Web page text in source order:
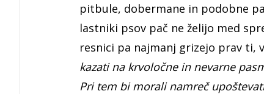
pitbule, dobermane in podobne
lastniki psov pač ne želijo med
resnici pa najmanj grizejo prav ti,
kazati na krvoločne in nevarne
Pri tem bi morali namreč